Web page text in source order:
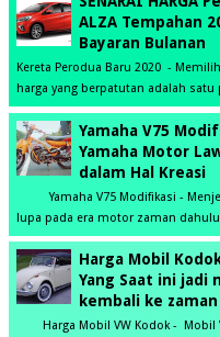
ALZA Tempahan
Bayaran Bulanan
Kereta Perodua Baru 2020 -
harga yang berpatutan adalah
Yamaha V75
Yamaha Motor
dalam Hal Kreasi
Yamaha V75 Modifikasi -
lupa pada era motor zaman
Harga Mobil
Yang Saat ini jadi
kembali ke zaman
Harga Mobil VW Kodok - Mobil